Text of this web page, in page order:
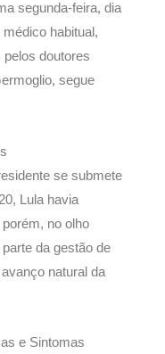
segunda-feira, dia
habitual,
doutores
segue
se submete
Lula havia
no olho
da gestão de
natural da
e Sintomas